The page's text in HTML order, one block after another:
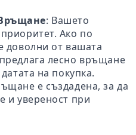
: Вашето
Ако по
доволни от вашата
лесно връщане
на покупка.
е създадена, за да
и увереност при